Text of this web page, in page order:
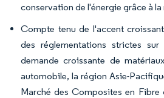
conservation de l'énergie grâce à
Compte tenu de l'accent
des réglementations strictes
demande croissante de
automobile, la région Asie-
Marché des Composites en